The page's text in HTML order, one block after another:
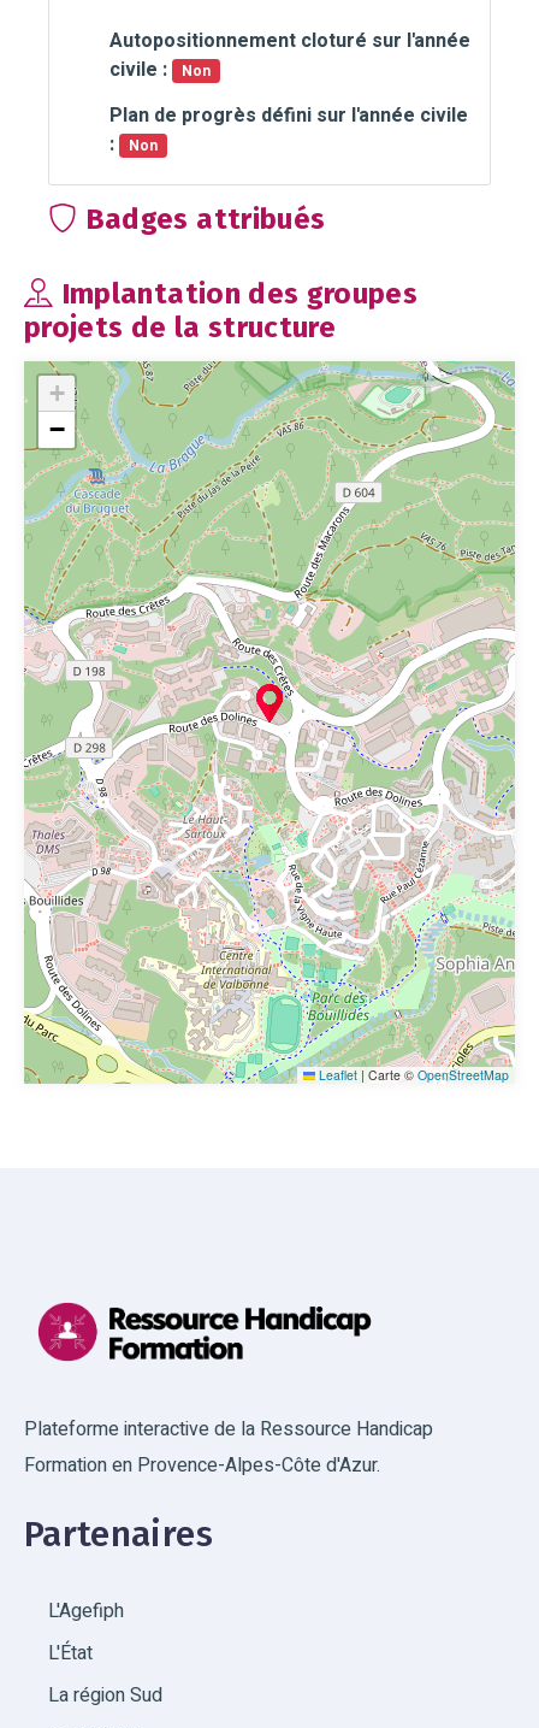
Autopositionnement cloturé sur l'année
civile :
Non
Plan de progrès défini sur l'année civile
:
Non
Badges attribués
Implantation des groupes
projets de la structure
+
−
Leaflet | Carte © OpenStreetMap
Plateforme interactive de la Ressource Handicap
Formation en Provence-Alpes-Côte d'Azur.
Partenaires
L'Agefiph
L'État
La région Sud